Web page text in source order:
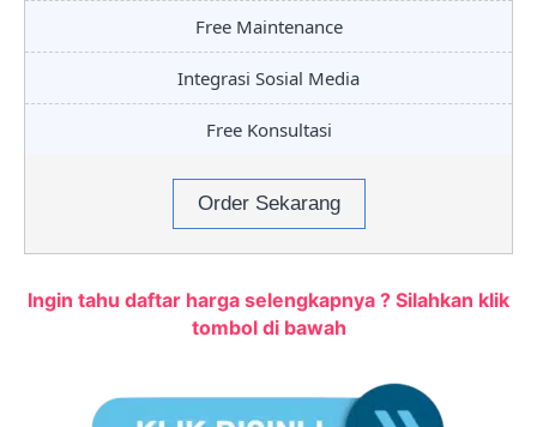
Free Maintenance
Integrasi Sosial Media
Free Konsultasi
Order Sekarang
Ingin tahu daftar harga selengkapnya ? Silahkan klik
tombol di bawah